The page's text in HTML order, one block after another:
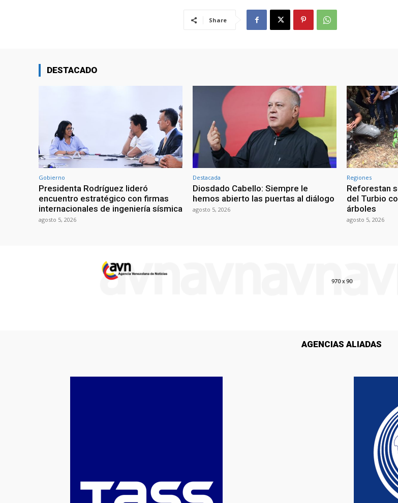
Share
DESTACADO
Gobierno
Presidenta Rodríguez lideró
encuentro estratégico con firmas
internacionales de ingeniería sísmica
agosto 5, 2026
Destacada
Diosdado Cabello: Siempre le
hemos abierto las puertas al diálogo
agosto 5, 2026
Regiones
Reforestan
del Turbio
árboles
agosto 5, 2026
AGENCIAS ALIADAS